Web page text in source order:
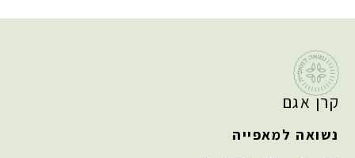
קרן אגם
נשואה למאפייה